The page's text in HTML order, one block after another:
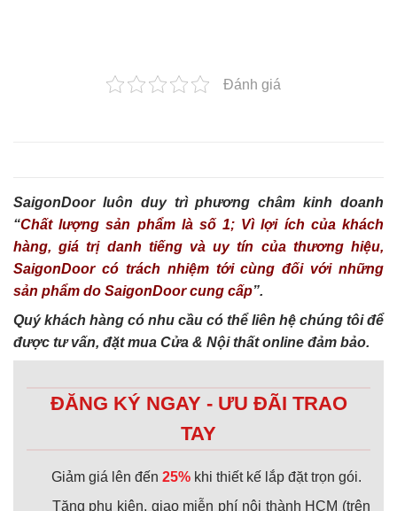
Đánh giá
SaigonDoor luôn duy trì phương châm kinh doanh
“Chất lượng sản phẩm là số 1; Vì lợi ích của khách
hàng, giá trị danh tiếng và uy tín của thương hiệu,
SaigonDoor có trách nhiệm tới cùng đối với những
sản phẩm do SaigonDoor cung cấp”.
Quý khách hàng có nhu cầu có thể liên hệ chúng tôi để
được tư vấn, đặt mua Cửa & Nội thất online đảm bảo.
ĐĂNG KÝ NGAY - ƯU ĐÃI TRAO
TAY
Giảm giá lên đến 25% khi thiết kế lắp đặt trọn gói.
Tặng phụ kiện, giao miễn phí nội thành HCM (trên